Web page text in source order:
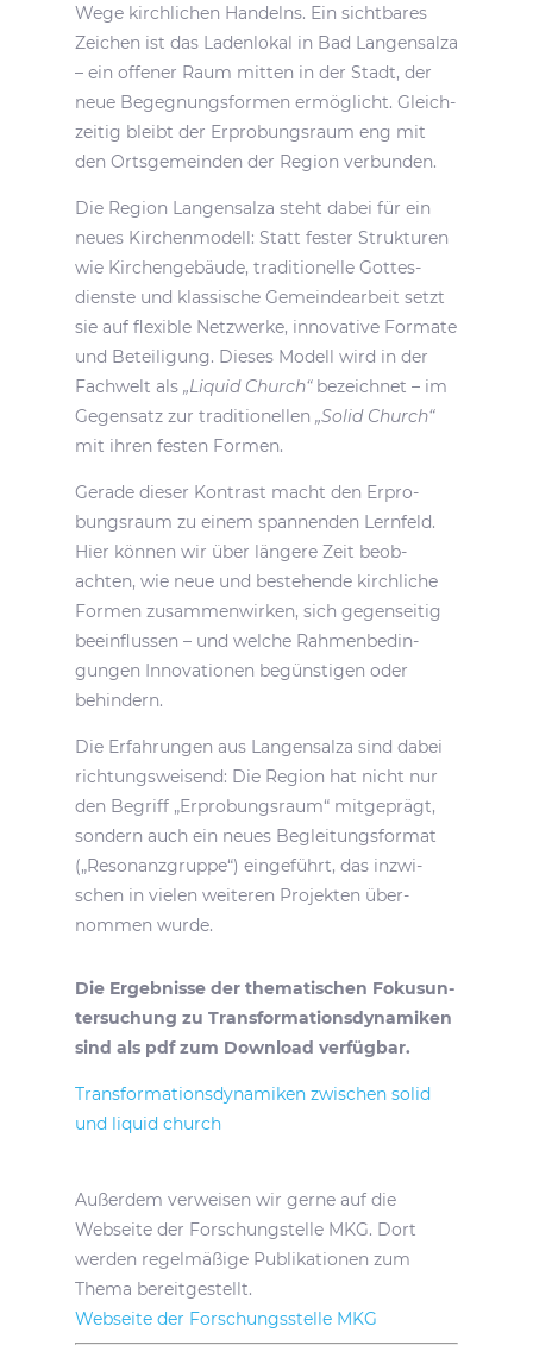
Wege kirch­li­chen Handelns. Ein sicht­bares
Zeichen ist das Laden­lokal in Bad Langen­salza
– ein offener Raum mitten in der Stadt, der
neue Begeg­nungs­formen ermög­licht. Gleich­
zeitig bleibt der Erpro­bungs­raum eng mit
den Orts­ge­meinden der Region verbunden.
Die Region Langen­salza steht dabei für ein
neues Kirchen­mo­dell: Statt fester Struk­turen
wie Kirchen­ge­bäude, tradi­tio­nelle Gottes­
dienste und klas­si­sche Gemein­de­ar­beit setzt
sie auf flexible Netz­werke, inno­va­tive Formate
und Betei­li­gung. Dieses Modell wird in der
Fach­welt als „Liquid Church“bezeichnet – im
Gegen­satz zur tradi­tio­nellen „Solid Church“
mit ihren festen Formen.
Gerade dieser Kontrast macht den Erpro­
bungs­raum zu einem span­nenden Lern­feld.
Hier können wir über längere Zeit beob­
achten, wie neue und bestehende kirch­liche
Formen zusam­men­wirken, sich gegen­seitig
beein­flussen – und welche Rahmen­be­din­
gungen Inno­va­tionen begüns­tigen oder
behindern.
Die Erfah­rungen aus Langen­salza sind dabei
rich­tungs­wei­send: Die Region hat nicht nur
den Begriff „Erpro­bungs­raum“ mitge­prägt,
sondern auch ein neues Beglei­tungs­format
(„Reso­nanz­gruppe“) einge­führt, das inzwi­
schen in vielen weiteren Projekten über­
nommen wurde.
Die Ergeb­nisse der thema­ti­schen Fokus­un­
ter­su­chung zu Trans­for­ma­ti­ons­dy­na­miken
sind als pdf zum Down­load verfügbar.
Trans­for­ma­ti­ons­dy­na­miken zwischen solid
und liquid church
Außerdem verweisen wir gerne auf die
Webseite der Forschung­s­telle MKG. Dort
werden regel­mä­ßige Publi­ka­tionen zum
Thema bereit­ge­stellt.
Webseite der Forschungs­stelle MKG